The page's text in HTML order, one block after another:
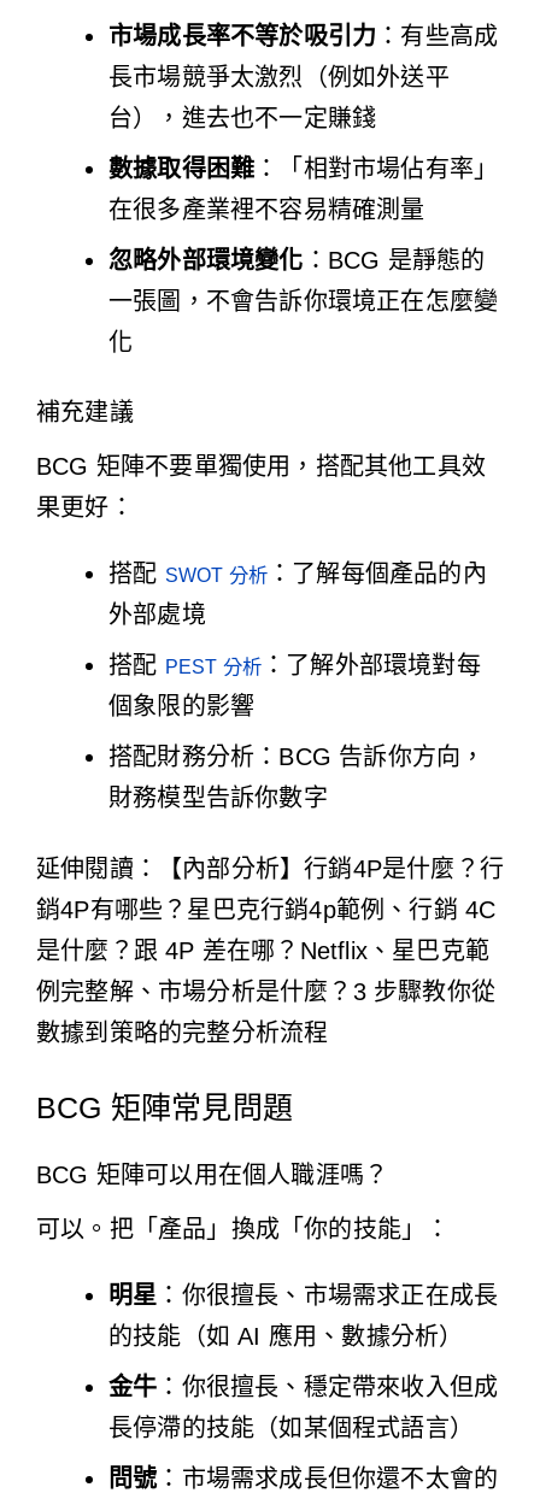
市場成長率不等於吸引力 ：有些高成
長市場競爭太激烈（例如外送平
台），進去也不一定賺錢
數據取得困難 ：「相對市場佔有率」
在很多產業裡不容易精確測量
忽略外部環境變化 ：BCG 是靜態的
一張圖，不會告訴你環境正在怎麼變
化
補充建議
BCG 矩陣不要單獨使用，搭配其他工具效
果更好：
搭配 SWOT 分析 ：了解每個產品的內
外部處境
搭配 PEST 分析 ：了解外部環境對每
個象限的影響
搭配財務分析：BCG 告訴你方向，
財務模型告訴你數字
延伸閱讀：
【內部分析】行銷4P是什麼？行
銷4P有哪些？星巴克行銷4p範例 、行銷 4C
是什麼？跟 4P 差在哪？Netflix、星巴克範
例完整解、 市場分析是什麼？3 步驟教你從
數據到策略的完整分析流程
BCG 矩陣常見問題
BCG 矩陣可以用在個人職涯嗎？
可以。把「產品」換成「你的技能」：
明星 ：你很擅長、市場需求正在成長
的技能（如 AI 應用、數據分析）
金牛 ：你很擅長、穩定帶來收入但成
長停滯的技能（如某個程式語言）
問號：市場需求成長但你還不太會的